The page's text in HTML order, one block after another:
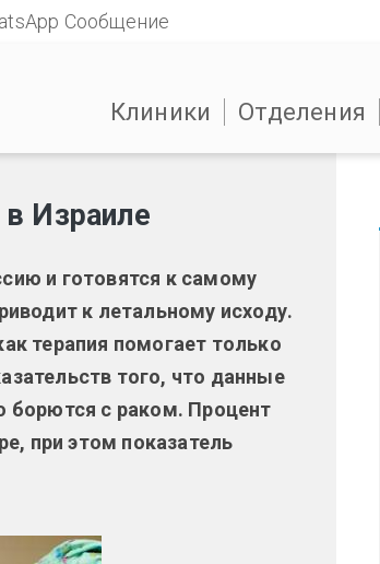
Сообщение
Клиники Отделения
Израиле
и готовятся к самому
к летальному исходу.
терапия помогает только
того, что данные
борются с раком. Процент
при этом показатель